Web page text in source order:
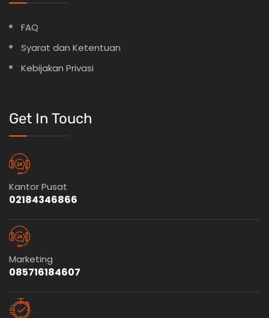
FAQ
Syarat dan Ketentuan
Kebijakan Privasi
Get In Touch
Kantor Pusat
02184346866
Marketing
085716184607